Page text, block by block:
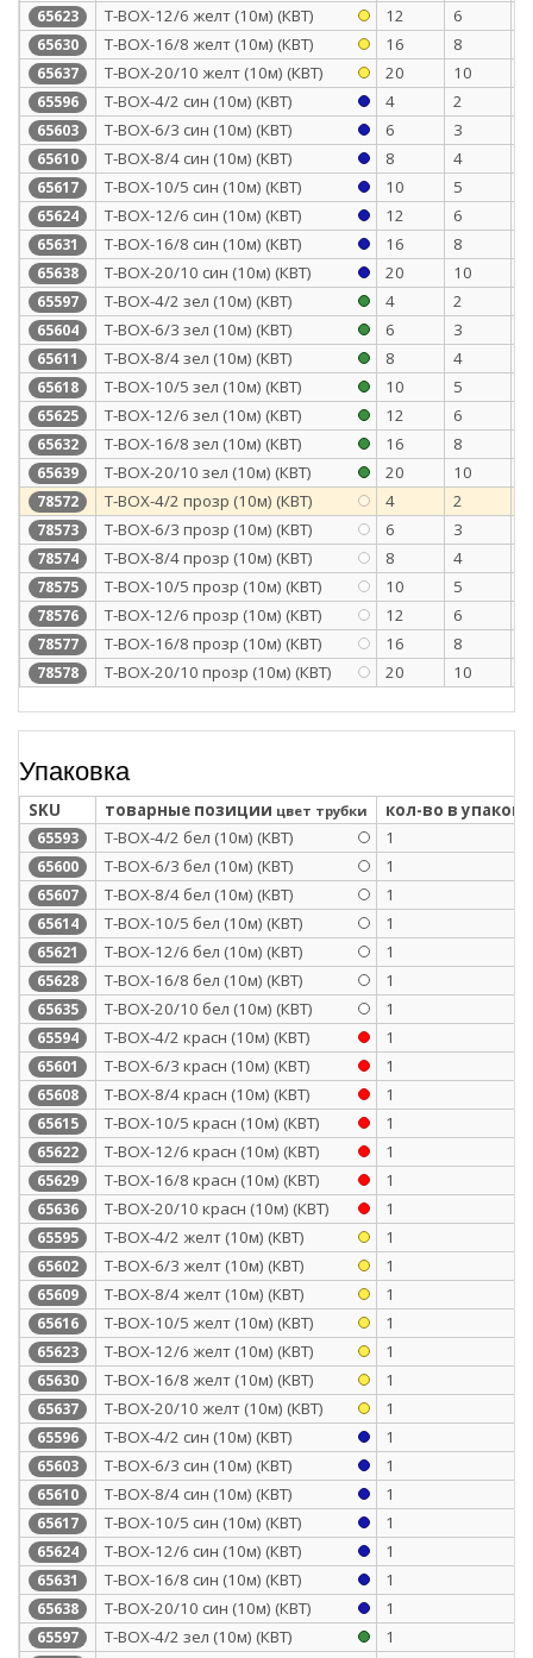
65623 Т-BOX-12/6 желт (10м) (КВТ) 12 6
65630 Т-BOX-16/8 желт (10м) (КВТ) 16 8
65637 Т-BOX-20/10 желт (10м) (КВТ) 20 10
65596 Т-BOX-4/2 син (10м) (КВТ) 4 2
65603 Т-BOX-6/3 син (10м) (КВТ) 6 3
65610 Т-BOX-8/4 син (10м) (КВТ) 8 4
65617 Т-BOX-10/5 син (10м) (КВТ) 10 5
65624 Т-BOX-12/6 син (10м) (КВТ) 12 6
65631 Т-BOX-16/8 син (10м) (КВТ) 16 8
65638 Т-BOX-20/10 син (10м) (КВТ) 20 10
65597 Т-BOX-4/2 зел (10м) (КВТ) 4 2
65604 Т-BOX-6/3 зел (10м) (КВТ) 6 3
65611 Т-BOX-8/4 зел (10м) (КВТ) 8 4
65618 Т-BOX-10/5 зел (10м) (КВТ) 10 5
65625 Т-BOX-12/6 зел (10м) (КВТ) 12 6
65632 Т-BOX-16/8 зел (10м) (КВТ) 16 8
65639 Т-BOX-20/10 зел (10м) (КВТ) 20 10
78572 T-BOX-4/2 прозр (10м) (КВТ) 4 2
78573 T-BOX-6/3 прозр (10м) (КВТ) 6 3
78574 T-BOX-8/4 прозр (10м) (КВТ) 8 4
78575 T-BOX-10/5 прозр (10м) (КВТ) 10 5
78576 T-BOX-12/6 прозр (10м) (КВТ) 12 6
78577 T-BOX-16/8 прозр (10м) (КВТ) 16 8
78578 T-BOX-20/10 прозр (10м) (КВТ) 20 10
Упаковка
SKU товарные позиции цвет трубки кол-во в
65593 Т-BOX-4/2 бел (10м) (КВТ) 1
65600 Т-BOX-6/3 бел (10м) (КВТ) 1
65607 Т-BOX-8/4 бел (10м) (КВТ) 1
65614 Т-BOX-10/5 бел (10м) (КВТ) 1
65621 Т-BOX-12/6 бел (10м) (КВТ) 1
65628 Т-BOX-16/8 бел (10м) (КВТ) 1
65635 Т-BOX-20/10 бел (10м) (КВТ) 1
65594 Т-BOX-4/2 красн (10м) (КВТ) 1
65601 Т-BOX-6/3 красн (10м) (КВТ) 1
65608 Т-BOX-8/4 красн (10м) (КВТ) 1
65615 Т-BOX-10/5 красн (10м) (КВТ) 1
65622 Т-BOX-12/6 красн (10м) (КВТ) 1
65629 Т-BOX-16/8 красн (10м) (КВТ) 1
65636 Т-BOX-20/10 красн (10м) (КВТ) 1
65595 Т-BOX-4/2 желт (10м) (КВТ) 1
65602 Т-BOX-6/3 желт (10м) (КВТ) 1
65609 Т-BOX-8/4 желт (10м) (КВТ) 1
65616 Т-BOX-10/5 желт (10м) (КВТ) 1
65623 Т-BOX-12/6 желт (10м) (КВТ) 1
65630 Т-BOX-16/8 желт (10м) (КВТ) 1
65637 Т-BOX-20/10 желт (10м) (КВТ) 1
65596 Т-BOX-4/2 син (10м) (КВТ) 1
65603 Т-BOX-6/3 син (10м) (КВТ) 1
65610 Т-BOX-8/4 син (10м) (КВТ) 1
65617 Т-BOX-10/5 син (10м) (КВТ) 1
65624 Т-BOX-12/6 син (10м) (КВТ) 1
65631 Т-BOX-16/8 син (10м) (КВТ) 1
65638 Т-BOX-20/10 син (10м) (КВТ) 1
65597 Т-BOX-4/2 зел (10м) (КВТ) 1